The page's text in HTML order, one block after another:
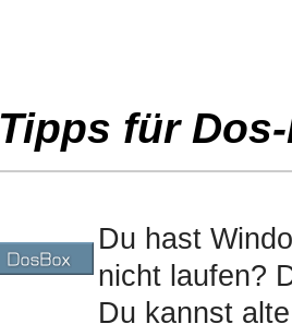
Tipps für
Du hast
nicht laufen?
Du kannst